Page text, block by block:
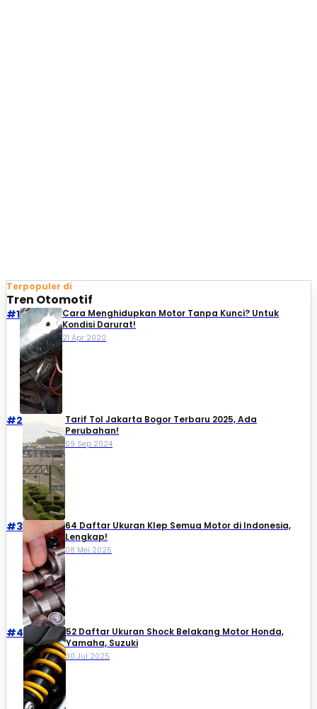
Terpopuler di
Tren Otomotif
#1
Cara Menghidupkan Motor Tanpa Kunci? Untuk
Kondisi Darurat!
21 Apr 2020
#2
Tarif Tol Jakarta Bogor Terbaru 2025, Ada
Perubahan!
09 Sep 2024
#3
64 Daftar Ukuran Klep Semua Motor di Indonesia,
Lengkap!
08 Mei 2025
#4
52 Daftar Ukuran Shock Belakang Motor Honda,
Yamaha, Suzuki​
30 Jul 2025